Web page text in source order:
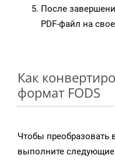
После
PDF-файл на
Как
формат FODS
Чтобы преобразовать
выполните следующие